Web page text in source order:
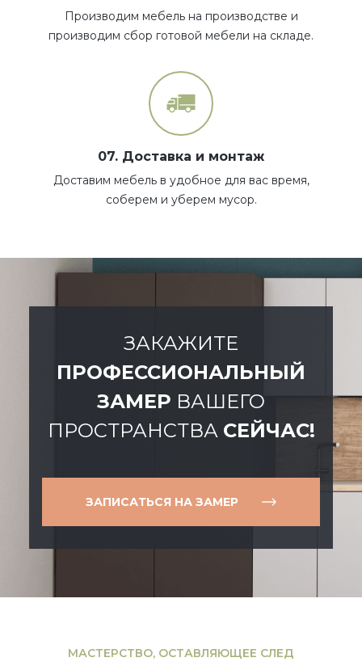
Производим мебель на производстве и
производим сбор готовой мебели на складе.
07. Доставка и монтаж
Доставим мебель в удобное для вас время,
соберем и уберем мусор.
ЗАКАЖИТЕ
ПРОФЕССИОНАЛЬНЫЙ
ЗАМЕР ВАШЕГО
ПРОСТРАНСТВА СЕЙЧАС!
ЗАПИСАТЬСЯ НА ЗАМЕР
МАСТЕРСТВО, ОСТАВЛЯЮЩЕЕ СЛЕД